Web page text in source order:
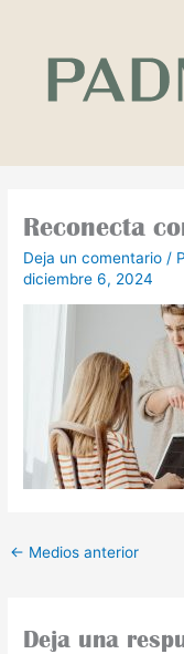
contenido
Reconecta
Deja un comentario /
diciembre 6, 2024
← Medios anterior
Deja una